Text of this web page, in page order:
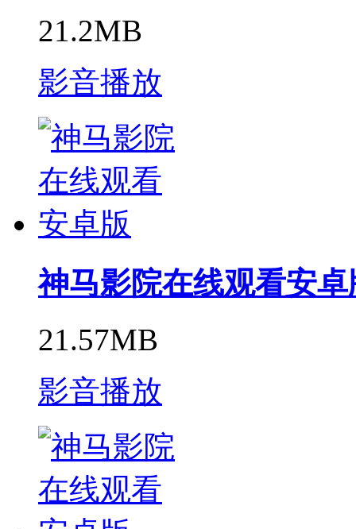
21.2MB
影音播放
神马影院在线观看安卓
21.57MB
影音播放